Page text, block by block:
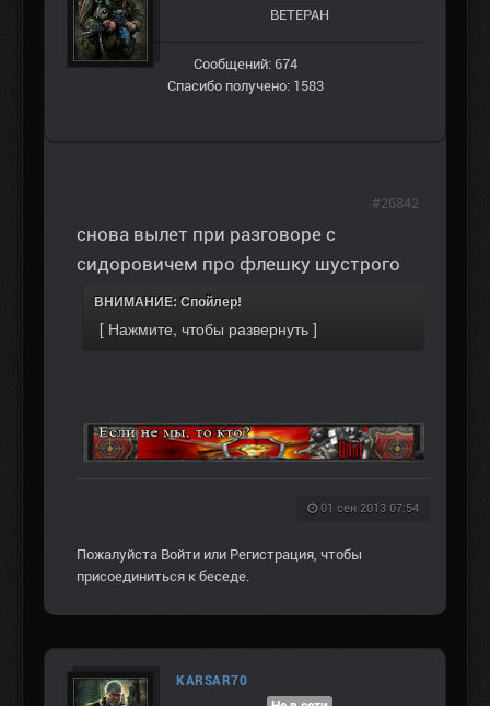
ВЕТЕРАН
Сообщений: 674
Спасибо получено: 1583
снова вылет при разговоре с
сидоровичем про флешку шустрого
ВНИМАНИЕ: Спойлер!
01 сен 2013 07:54
#26842
Пожалуйста Войти или Регистрация , чтобы
присоединиться к беседе.
KARSAR70